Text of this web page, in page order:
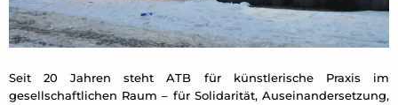
Seit 20 Jahren steht ATB für künstlerische Praxis im
gesellschaftlichen Raum – für Solidarität, Auseinandersetzung,